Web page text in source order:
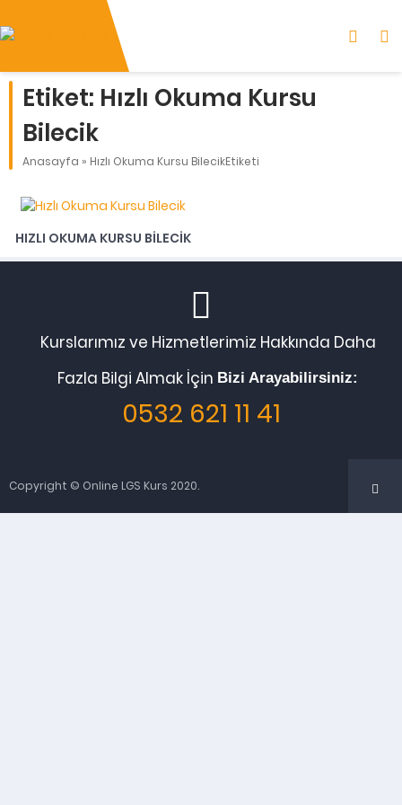
Etiket: Hızlı Okuma Kursu
Bilecik
Anasayfa » Hızlı Okuma Kursu BilecikEtiketi
HIZLI OKUMA KURSU BILECIK
Kurslarımız ve Hizmetlerimiz Hakkında Daha
Fazla Bilgi Almak İçin Bizi Arayabilirsiniz:
0532 621 11 41
Copyright © Online LGS Kurs 2020.